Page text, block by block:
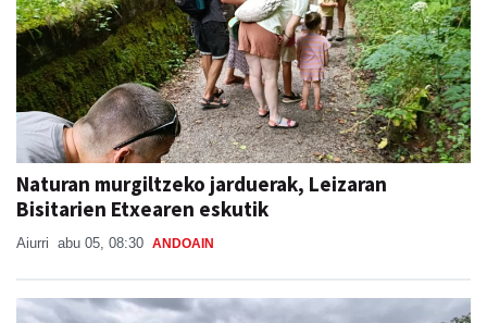
Naturan murgiltzeko jarduerak, Leizaran
Bisitarien Etxearen eskutik
Aiurri abu 05, 08:30 ANDOAIN